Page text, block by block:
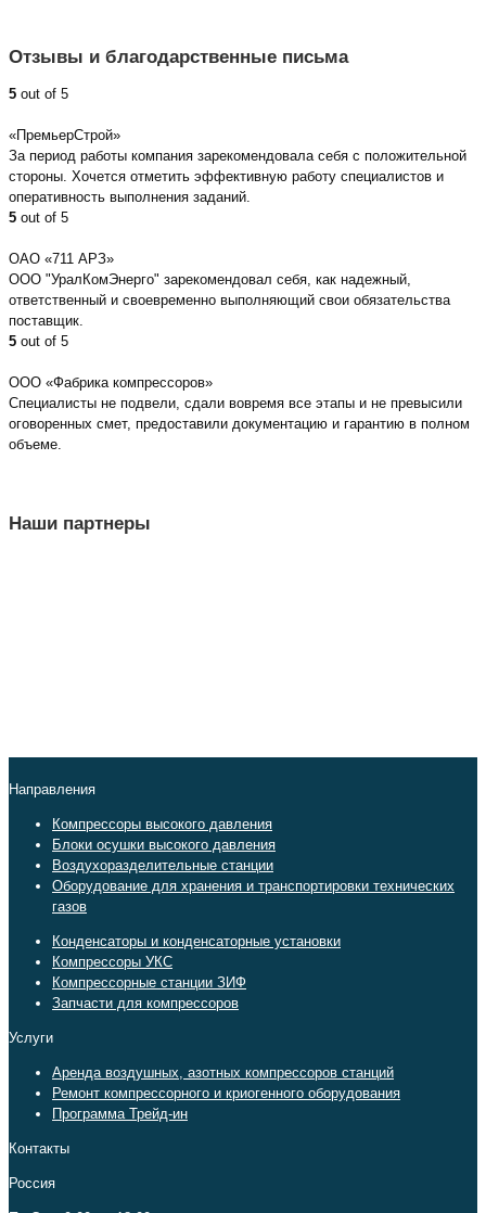
Отзывы и благодарственные письма
5 out of 5
«ПремьерСтрой»
За период работы компания зарекомендовала себя с положительной
стороны. Хочется отметить эффективную работу специалистов и
оперативность выполнения заданий.
5 out of 5
ОАО «711 АРЗ»
ООО "УралКомЭнерго" зарекомендовал себя, как надежный,
ответственный и своевременно выполняющий свои обязательства
поставщик.
5 out of 5
ООО «Фабрика компрессоров»
Специалисты не подвели, сдали вовремя все этапы и не превысили
оговоренных смет, предоставили документацию и гарантию в полном
объеме.
Наши партнеры
Направления
Компрессоры высокого давления
Блоки осушки высокого давления
Воздухоразделительные станции
Оборудование для хранения и транспортировки технических
газов
Конденсаторы и конденсаторные установки
Компрессоры УКС
Компрессорные станции ЗИФ
Запчасти для компрессоров
Услуги
Аренда воздушных, азотных компрессоров станций
Ремонт компрессорного и криогенного оборудования
Программа Трейд-ин
Контакты
Россия